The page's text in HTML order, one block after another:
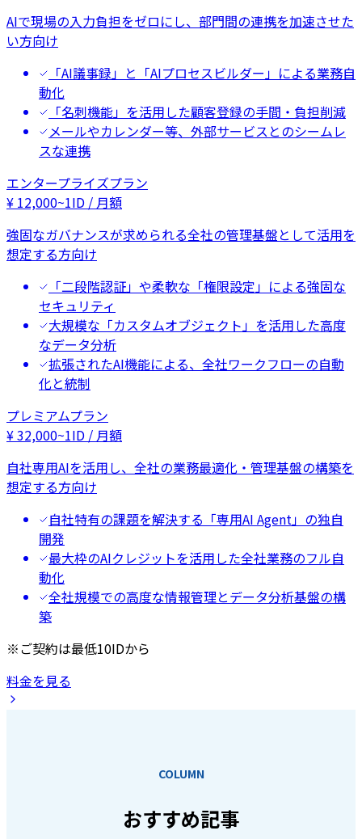
AIで現場の入力負担をゼロにし、部門間の連携を加速させた
い方向け
「AI議事録」と「AIプロセスビルダー」による業務自
動化
「名刺機能」を活用した顧客登録の手間・負担削減
メールやカレンダー等、外部サービスとのシームレ
スな連携
エンタープライズプラン
¥ 12,000~1ID / 月額
強固なガバナンスが求められる全社の管理基盤として活用を
想定する方向け
「二段階認証」や柔軟な「権限設定」による強固な
セキュリティ
大規模な「カスタムオブジェクト」を活用した高度
なデータ分析
拡張されたAI機能による、全社ワークフローの自動
化と統制
プレミアムプラン
¥32,000~1ID / 月額
自社専用AIを活用し、全社の業務最適化・管理基盤の構築を
想定する方向け
自社特有の課題を解決する「専用AI Agent」の独自
開発
最大枠のAIクレジットを活用した全社業務のフル自
動化
全社規模での高度な情報管理とデータ分析基盤の構
築
※ご契約は最低10IDから
料金を見る
COLUMN
おすすめ記事